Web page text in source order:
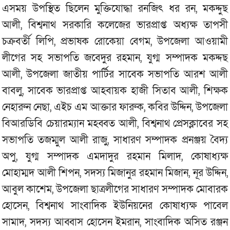
এসময় উপস্থিত ছিলেন মুক্তিযোদ্ধা রনজিৎ ধর রন, মকদ্দুছ
আলী, বিশ্বনাথ সরকারি কলেজের ভারপ্রাপ্ত অধ্যক্ষ তাপসী
চক্রবর্তী লিপি, প্রভাষক রোকেয়া বেগম, উপজেলা আওয়ামী
লীগের সহ সভাপতি জবেদুর রহমান, যুগ্ম সম্পাদক মকদ্দছ
আলী, উপজেলা জাতীয় পার্টির সাবেক সভাপতি আরশ আলী
বাবলু, সাবেক ভারপ্রাপ্ত আহবায়ক হাজী সিতাব আলী, শিক্ষক
নেহারুন নেছা, এইচ এম আক্তার ফারুক, কবির উদ্দিন, উপজেলা
বিআরডিবি চেয়ারম্যান মহব্বত আলী, বিশ্বনাথ প্রেসক্লাবের সহ
সভাপতি তজম্মুল আলী রাজু, সাধারণ সম্পাদক প্রনঞ্জয় বৈদ্য
অপু, যুগ্ম সম্পাদক এমদাদুর রহমান মিলাদ, কোষাধ্যক্ষ
মোহাম্মদ আলী শিপন, সদস্য মিজানুর রহমান মিজান, নূর উদ্দিন,
আবুল কাশেম, উপজেলা ছাত্রলীগের সাধারণ সম্পাদক মোবারক
হোসেন, বিশ্বনাথ সাংবাদিক ইউনিয়নের কোষাধ্যক্ষ পাবেল
সামাদ, সদস্য আব্বাস হোসেন ইমরান, সাংবাদিক অসিত রঞ্জন